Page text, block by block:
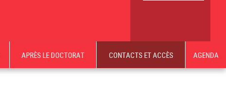
APRÈS LE DOCTORAT CONTACTS ET ACCÈS AGENDA